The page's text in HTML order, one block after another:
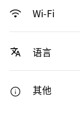
Wi-Fi
语言
其他